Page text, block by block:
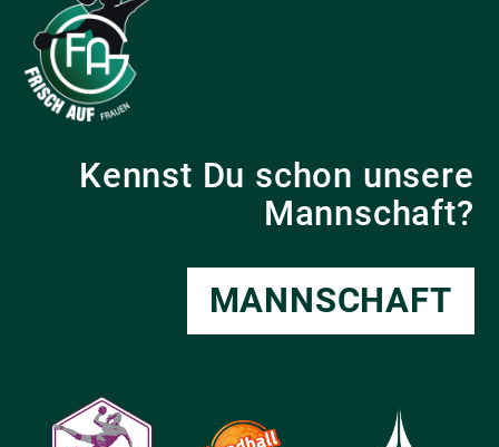
Kennst Du schon unsere
Mannschaft?
MANNSCHAFT